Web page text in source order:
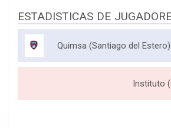
ESTADISTICAS DE
Quimsa (Santiago del Estero)
Instituto